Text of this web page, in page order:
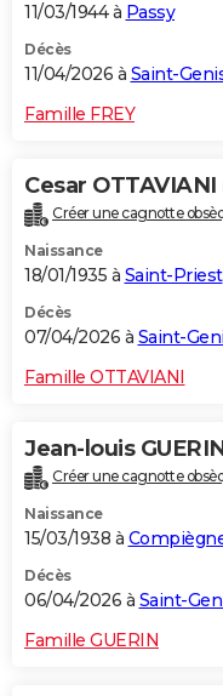
11/03/1944 à Passy
Décès
11/04/2026 à Saint-
Famille FREY
Cesar OTTAVIANI
Créer une cagnotte
Naissance
18/01/1935 à Saint-Priest
Décès
07/04/2026 à Saint-
Famille OTTAVIANI
Jean-louis
Créer une cagnotte
Naissance
15/03/1938 à
Décès
06/04/2026 à Saint-
Famille GUERIN